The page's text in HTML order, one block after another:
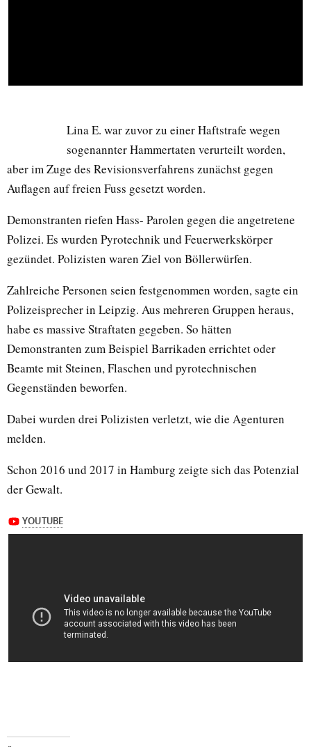
Lina E. war zuvor zu einer Haftstrafe wegen
sogenannter Hammertaten verurteilt worden,
aber im Zuge des Revisionsverfahrens zunächst gegen
Auflagen auf freien Fuss gesetzt worden.
Demonstranten riefen Hass- Parolen gegen die angetretene
Polizei. Es wurden Pyrotechnik und Feuerwerkskörper
gezündet. Polizisten waren Ziel von Böllerwürfen.
Zahlreiche Personen seien festgenommen worden, sagte ein
Polizeisprecher in Leipzig. Aus mehreren Gruppen heraus,
habe es massive Straftaten gegeben. So hätten
Demonstranten zum Beispiel Barrikaden errichtet oder
Beamte mit Steinen, Flaschen und pyrotechnischen
Gegenständen beworfen.
Dabei wurden drei Polizisten verletzt, wie die Agenturen
melden.
Schon 2016 und 2017 in Hamburg zeigte sich das Potenzial
der Gewalt.